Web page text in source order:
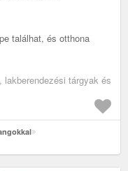
találhat, és otthona
tárgyak és